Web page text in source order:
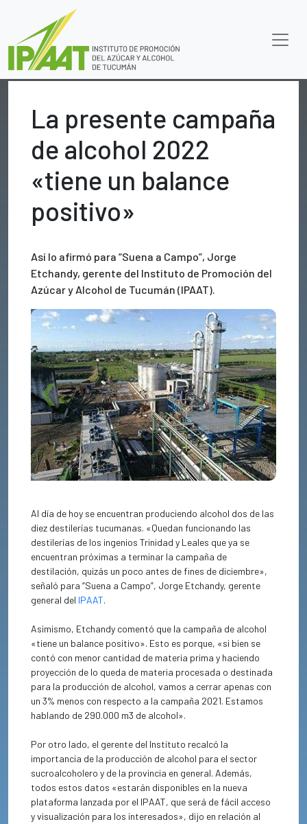
La presente campaña
de alcohol 2022
«tiene un balance
positivo»
Así lo afirmó para “Suena a Campo”, Jorge
Etchandy, gerente del Instituto de Promoción del
Azúcar y Alcohol de Tucumán (IPAAT).
Previous Next
Al día de hoy se encuentran produciendo alcohol dos de las
diez destilerías tucumanas. «Quedan funcionando las
destilerías de los ingenios Trinidad y Leales que ya se
encuentran próximas a terminar la campaña de
destilación, quizás un poco antes de fines de diciembre»,
señaló para “Suena a Campo”, Jorge Etchandy, gerente
general del IPAAT.
Asimismo, Etchandy comentó que la campaña de alcohol
«tiene un balance positivo». Esto es porque, «si bien se
contó con menor cantidad de materia prima y haciendo
proyección de lo queda de materia procesada o destinada
para la producción de alcohol, vamos a cerrar apenas con
un 3% menos con respecto a la campaña 2021. Estamos
hablando de 290.000 m3 de alcohol».
Por otro lado, el gerente del Instituto recalcó la
importancia de la producción de alcohol para el sector
sucroalcoholero y de la provincia en general. Además,
todos estos datos «estarán disponibles en la nueva
plataforma lanzada por el IPAAT, que será de fácil acceso
y visualización para los interesados», dijo en relación al